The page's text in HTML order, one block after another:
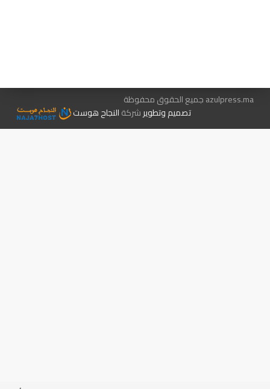
azulpress.ma جميع الحقوق محفوظة
تصميم وتطويرشركةالنجاح هوست